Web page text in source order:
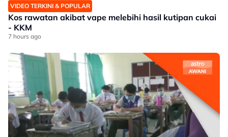
VIDEO TERKINI & POPULAR
Kos rawatan akibat vape melebihi hasil kutipan cukai
- KKM
7 hours ago